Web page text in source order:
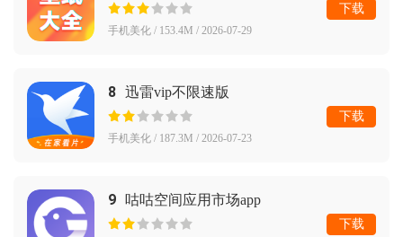
手机美化 / 153.4M / 2026-07-29
下载
8 迅雷vip不限速版
手机美化 / 187.3M / 2026-07-23
下载
9 咕咕空间应用市场app
下载